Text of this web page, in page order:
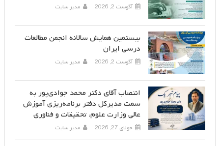
آگوست 2, 2026 مدیر سایت
بیستمین همایش سالانه انجمن مطالعات
درسی ایران
آگوست 2, 2026 مدیر سایت
انتصاب آقای دکتر محمد جوادی‌پور به
سمت مدیرکل دفتر برنامه‌ریزی آموزش
عالی وزارت علوم، تحقیقات و فناوری
جولای 27, 2026 مدیر سایت